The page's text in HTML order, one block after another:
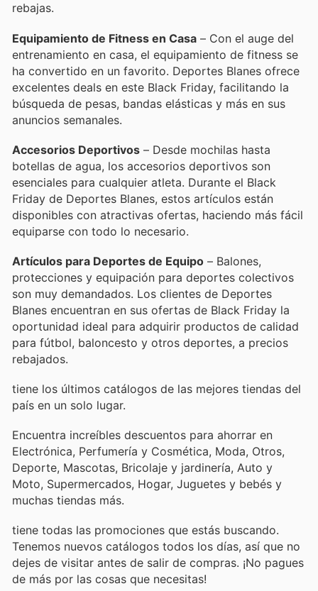
rebajas.
Equipamiento de Fitness en Casa – Con el auge del
entrenamiento en casa, el equipamiento de fitness se
ha convertido en un favorito. Deportes Blanes ofrece
excelentes deals en este Black Friday, facilitando la
búsqueda de pesas, bandas elásticas y más en sus
anuncios semanales.
Accesorios Deportivos – Desde mochilas hasta
botellas de agua, los accesorios deportivos son
esenciales para cualquier atleta. Durante el Black
Friday de Deportes Blanes, estos artículos están
disponibles con atractivas ofertas, haciendo más fácil
equiparse con todo lo necesario.
Artículos para Deportes de Equipo – Balones,
protecciones y equipación para deportes colectivos
son muy demandados. Los clientes de Deportes
Blanes encuentran en sus ofertas de Black Friday la
oportunidad ideal para adquirir productos de calidad
para fútbol, baloncesto y otros deportes, a precios
rebajados.
tiene los últimos catálogos de las mejores tiendas del
país en un solo lugar.
Encuentra increíbles descuentos para ahorrar en
Electrónica, Perfumería y Cosmética, Moda, Otros,
Deporte, Mascotas, Bricolaje y jardinería, Auto y
Moto, Supermercados, Hogar, Juguetes y bebés y
muchas tiendas más.
tiene todas las promociones que estás buscando.
Tenemos nuevos catálogos todos los días, así que no
dejes de visitar antes de salir de compras. ¡No pagues
de más por las cosas que necesitas!